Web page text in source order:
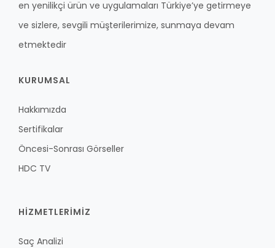
en yenilikçi ürün ve uygulamaları Türkiye’ye getirmeye
ve sizlere, sevgili müşterilerimize, sunmaya devam
etmektedir
KURUMSAL
Hakkımızda
Sertifikalar
Öncesi-Sonrası Görseller
HDC TV
HİZMETLERİMİZ
Saç Analizi